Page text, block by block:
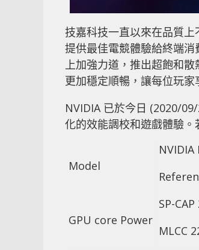
技嘉科技一直以來在品質
提供最佳電競體驗給終端
上加強力道，推出超飽和
更加穩定順暢，讓每位玩
NVIDIA 已於今日 (2020/
化的效能調校和遊戲體驗
Model
NVIDIA
GPU core Power
SP-
MLCC